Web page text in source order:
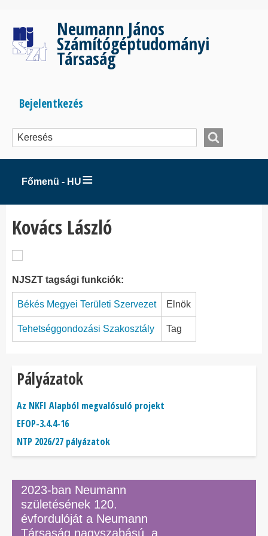
tartalomra
Neumann János
Számítógéptudományi
Társaság
Bejelentkezés
menüje
Bejelentkezés
Főmenü - HU
Kovács László
NJSZT tagsági funkciók:
Békés Megyei Területi Szervezet Elnök
Tehetséggondozási Szakosztály Tag
Pályázatok
Az NKFI Alapból megvalósuló projekt
EFOP-3.4.4-16
NTP 2026/27 pályázatok
2023-ban Neumann
születésének 120.
évfordulóját a Neumann
Társaság nagyszabású, a